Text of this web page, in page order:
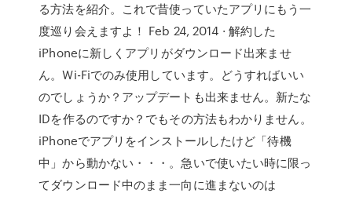
る方法を紹介。これで昔使っていたアプリにもう一
度巡り会えますよ！ Feb 24, 2014 · 解約した
iPhoneに新しくアプリがダウンロード出来ませ
ん。Wi-Fiでのみ使用しています。どうすればいい
のでしょうか？アップデートも出来ません。新たな
IDを作るのですか？でもその方法もわかりません。
iPhoneでアプリをインストールしたけど「待機
中」から動かない・・・。急いで使いたい時に限っ
てダウンロード中のまま一向に進まないのは